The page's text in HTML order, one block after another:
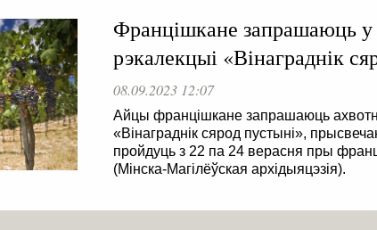
Францішкане запрашаюць у
рэкалекцыі «Вінаграднік
08.09.2023 12:07
Айцы францішкане запрашаюць
«Вінаграднік сярод пустыні»,
пройдуць з 22 па 24 верасня пры
(Мінска-Магілёўская архідыяцэзія).